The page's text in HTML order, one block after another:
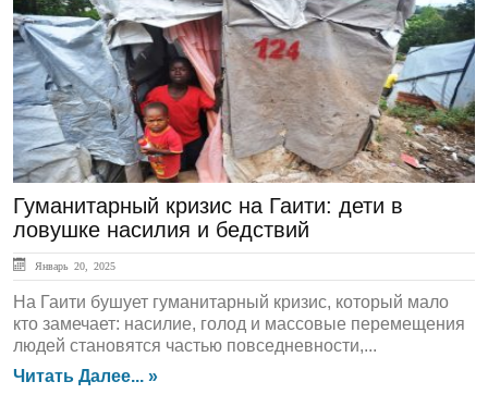
ЛЕНТА НОВОСТЕЙ
Гуманитарный кризис на Гаити: дети в
ловушке насилия и бедствий
Январь 20, 2025
На Гаити бушует гуманитарный кризис, который мало
кто замечает: насилие, голод и массовые перемещения
людей становятся частью повседневности,...
Читать Далее... »